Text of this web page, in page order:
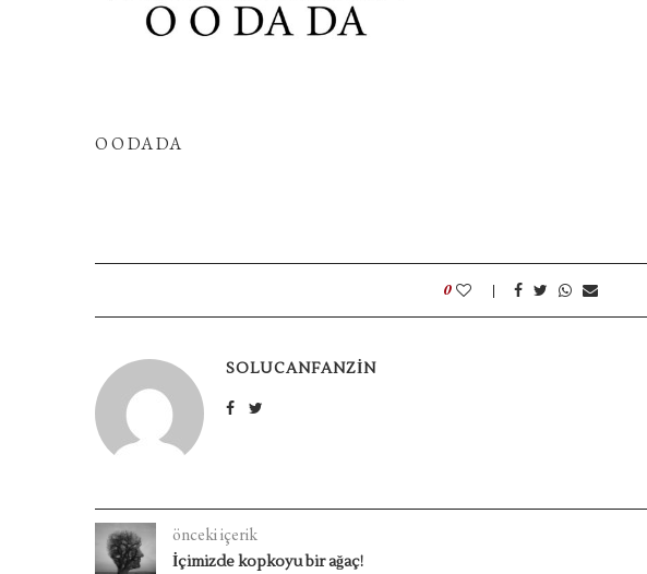
O O DA DA
0
SOLUCANFANZIN
önceki içerik
İçimizde kopkoyu bir ağaç!